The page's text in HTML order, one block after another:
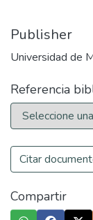
Publisher
Universidad de
Referencia
Citar
Compartir